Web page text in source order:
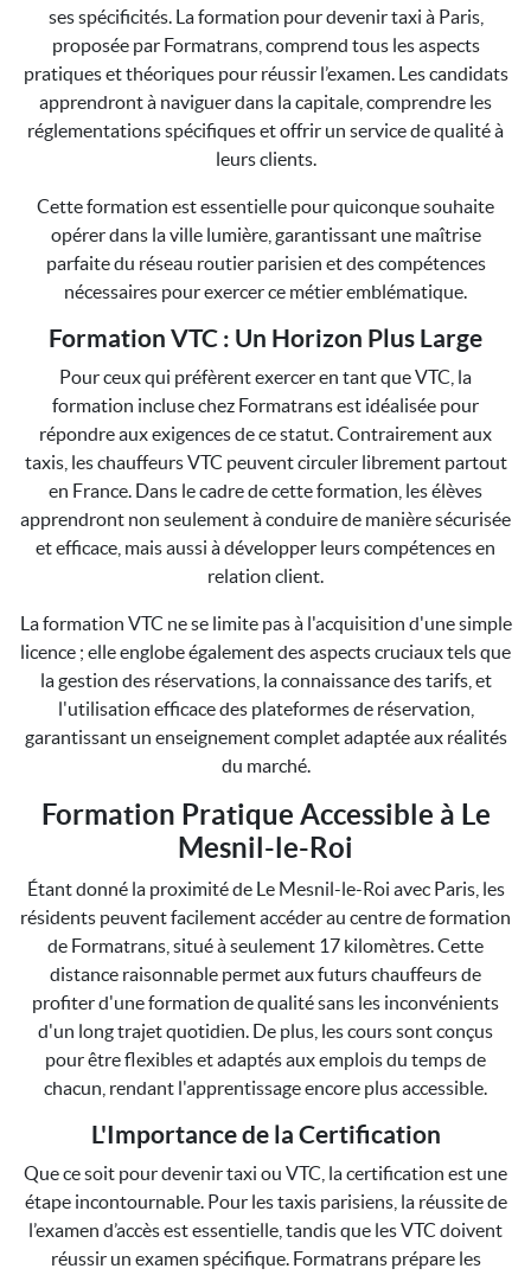
ses spécificités. La formation pour devenir taxi à Paris,
proposée par Formatrans, comprend tous les aspects
pratiques et théoriques pour réussir l’examen. Les candidats
apprendront à naviguer dans la capitale, comprendre les
réglementations spécifiques et offrir un service de qualité à
leurs clients.
Cette formation est essentielle pour quiconque souhaite
opérer dans la ville lumière, garantissant une maîtrise
parfaite du réseau routier parisien et des compétences
nécessaires pour exercer ce métier emblématique.
Formation VTC : Un Horizon Plus Large
Pour ceux qui préfèrent exercer en tant que VTC, la
formation incluse chez Formatrans est idéalisée pour
répondre aux exigences de ce statut. Contrairement aux
taxis, les chauffeurs VTC peuvent circuler librement partout
en France. Dans le cadre de cette formation, les élèves
apprendront non seulement à conduire de manière sécurisée
et efficace, mais aussi à développer leurs compétences en
relation client.
La formation VTC ne se limite pas à l'acquisition d'une simple
licence ; elle englobe également des aspects cruciaux tels que
la gestion des réservations, la connaissance des tarifs, et
l'utilisation efficace des plateformes de réservation,
garantissant un enseignement complet adaptée aux réalités
du marché.
Formation Pratique Accessible à Le
Mesnil-le-Roi
Étant donné la proximité de Le Mesnil-le-Roi avec Paris, les
résidents peuvent facilement accéder au centre de formation
de Formatrans, situé à seulement 17 kilomètres. Cette
distance raisonnable permet aux futurs chauffeurs de
profiter d'une formation de qualité sans les inconvénients
d'un long trajet quotidien. De plus, les cours sont conçus
pour être flexibles et adaptés aux emplois du temps de
chacun, rendant l'apprentissage encore plus accessible.
L'Importance de la Certification
Que ce soit pour devenir taxi ou VTC, la certification est une
étape incontournable. Pour les taxis parisiens, la réussite de
l’examen d’accès est essentielle, tandis que les VTC doivent
réussir un examen spécifique. Formatrans prépare les